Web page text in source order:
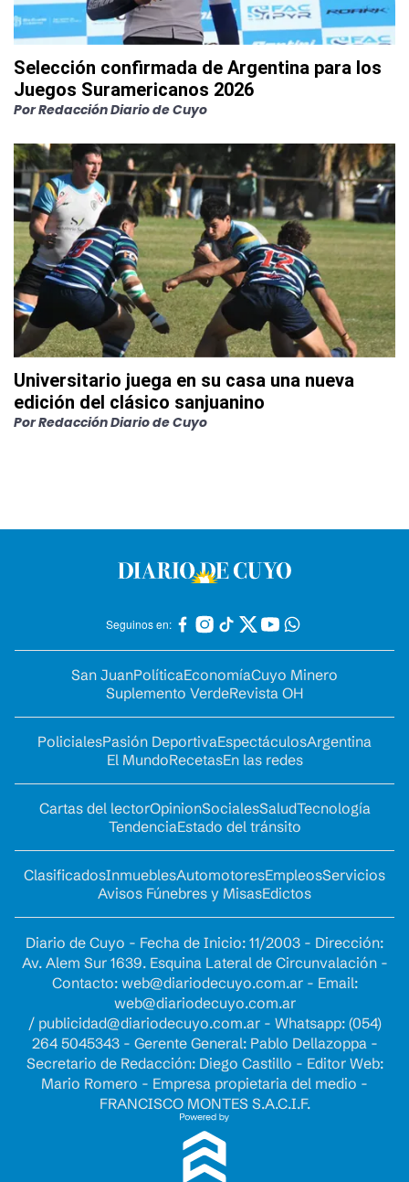
Selección confirmada de Argentina para los
Juegos Suramericanos 2026
PorRedacción Diario de Cuyo
Universitario juega en su casa una nueva
edición del clásico sanjuanino
PorRedacción Diario de Cuyo
Seguinos en:
San JuanPolíticaEconomíaCuyo Minero
Suplemento VerdeRevista OH
PolicialesPasión DeportivaEspectáculosArgentina
El MundoRecetasEn las redes
Cartas del lectorOpinionSocialesSaludTecnología
TendenciaEstado del tránsito
ClasificadosInmueblesAutomotoresEmpleosServicios
Avisos Fúnebres y MisasEdictos
Diario de Cuyo - Fecha de Inicio: 11/2003 - Dirección:
Av. Alem Sur 1639. Esquina Lateral de Circunvalación -
Contacto: web@diariodecuyo.com.ar- Email:
web@diariodecuyo.com.ar
/ publicidad@diariodecuyo.com.ar- Whatsapp: (054)
264 5045343 - Gerente General: Pablo Dellazoppa -
Secretario de Redacción: Diego Castillo - Editor Web:
Mario Romero - Empresa propietaria del medio -
FRANCISCO MONTES S.A.C.I.F.